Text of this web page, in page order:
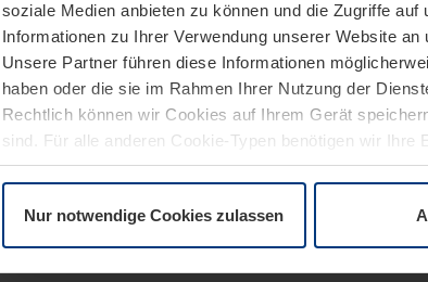
soziale Medien anbieten zu können und die Zugriffe
Informationen zu Ihrer Verwendung unserer Website
Unsere Partner führen diese Informationen
haben oder die sie im Rahmen Ihrer Nutzung der
Rechtlich können wir Cookies auf Ihrem Gerät
sind. Für alle anderen Cookie-Typen benötigen wir
Erläuterung auf der SeiteDatenschutzerklärung
Nur notwendige Cookies zulassen